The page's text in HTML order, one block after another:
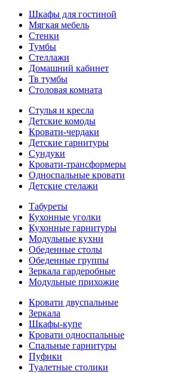
Шкафы для гостиной
Мягкая мебель
Стенки
Тумбы
Стеллажи
Домашний кабинет
Тв тумбы
Столовая комната
Стулья и кресла
Детские комоды
Кровати-чердаки
Детские гарнитуры
Сундуки
Кровати-трансформеры
Односпальные кровати
Детские стелажи
Табуреты
Кухонные уголки
Кухонные гарнитуры
Модульные кухни
Обеденные столы
Обеденные группы
Зеркала гардеробные
Модульные прихожие
Кровати двуспальные
Зеркала
Шкафы-купе
Кровати односпальные
Спальные гарнитуры
Пуфики
Туалетные столики